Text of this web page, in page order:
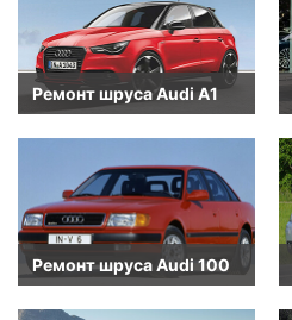
Ремонт шруса Audi A1
Ремонт шруса Audi 100